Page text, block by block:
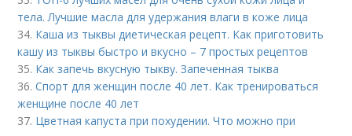
тела. Лучшие масла для удержания влаги в коже лица
34. Каша из тыквы диетическая рецепт. Как приготовить
кашу из тыквы быстро и вкусно – 7 простых рецептов
35. Как запечь вкусную тыкву. Запеченная тыква
36.Спорт для женщин после 40 лет. Как тренироваться
женщине после 40 лет
37. Цветная капуста при похудении. Что можно при